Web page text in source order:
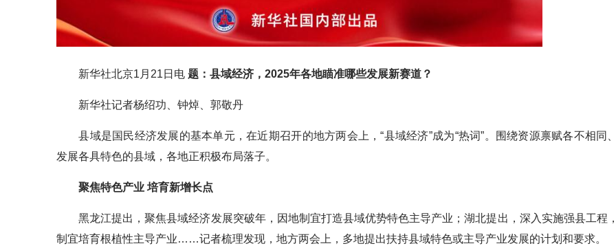
新华社北京1月21日电 题：县域经济，2025年各地瞄准哪些发展新赛道？
新华社记者杨绍功、钟焯、郭敬丹
县域是国民经济发展的基本单元，在近期召开的地方两会上，“县域经济”成为“热词”。围绕资源禀赋各不相同
发展各具特色的县域，各地正积极布局落子。
聚焦特色产业 培育新增长点
黑龙江提出，聚焦县域经济发展突破年，因地制宜打造县域优势特色主导产业；湖北提出，深入实施强县工程
制宜培育根植性主导产业……记者梳理发现，地方两会上，多地提出扶持县域特色或主导产业发展的计划和要求。